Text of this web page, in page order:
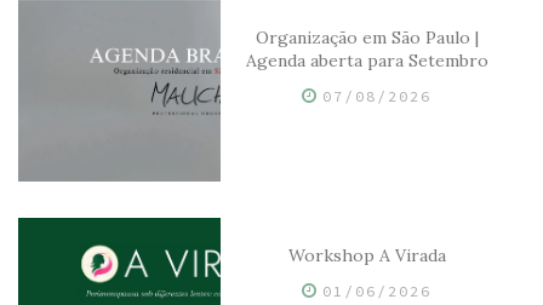
Organização em São Paulo |
Agenda aberta para Setembro
07/08/2026
Workshop A Virada
01/06/2026